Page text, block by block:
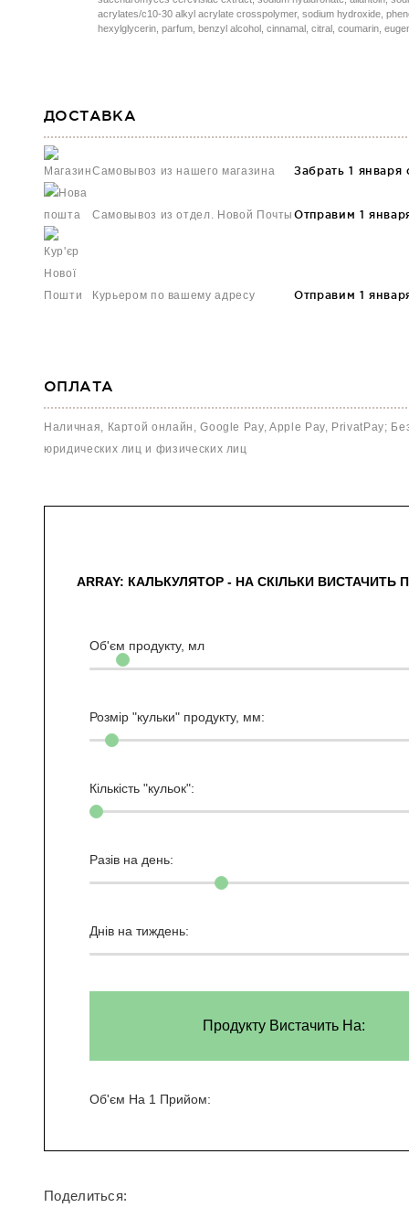
acrylates/c10-30 alkyl acrylate crosspolymer, sodium hydroxide,
hexylglycerin, parfum, benzyl alcohol, cinnamal, citral, coumarin,
ДОСТАВКА
Самовывоз из нашего магазина Забрать 1 января
Самовывоз из отдел. Новой Почты Отправим 1
Курьером по вашему адресу Отправим 1
ОПЛАТА
Наличная, Картой онлайн, Google Pay, Apple Pay, PrivatPay;
юридических лиц и физических лиц
ARRAY: КАЛЬКУЛЯТОР - НА СКІЛЬКИ ВИСТАЧИТЬ
Об'єм продукту, мл
Розмір "кульки" продукту, мм:
Кількість "кульок":
Разів на день:
Днів на тиждень:
Продукту Вистачить На:
Об'єм На 1 Прийом:
Поделиться: